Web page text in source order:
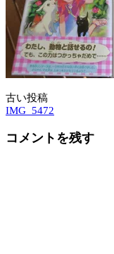
投
ナ
古い投稿
IMG_5472
コメントを残す